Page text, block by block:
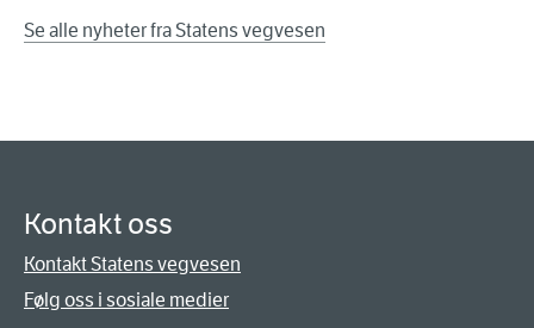
Se alle nyheter fra Statens vegvesen
Kontakt oss
Kontakt Statens vegvesen
Følg oss i sosiale medier